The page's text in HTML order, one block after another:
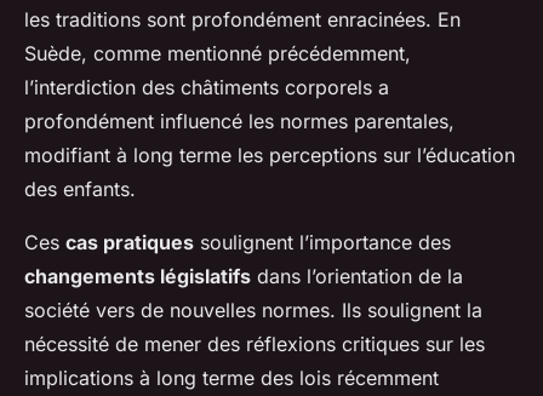
les traditions sont profondément enracinées. En
Suède, comme mentionné précédemment,
l’interdiction des châtiments corporels a
profondément influencé les normes parentales,
modifiant à long terme les perceptions sur l’éducation
des enfants.
Ces cas pratiques soulignent l’importance des
changements législatifs dans l’orientation de la
société vers de nouvelles normes. Ils soulignent la
nécessité de mener des réflexions critiques sur les
implications à long terme des lois récemment